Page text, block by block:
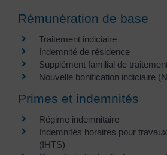
Rémunération de base
Traitement indiciaire
Indemnité de résidence
Supplément familial de
Nouvelle bonification indiciaire
Primes et indemnités
Régime indemnitaire
Indemnités horaires pour
(IHTS)